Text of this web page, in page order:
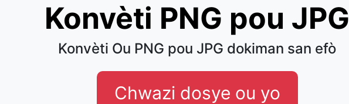
Konvèti PNG pou JPG
Konvèti Ou PNG pou JPG dokiman san efò
Chwazi dosye ou yo